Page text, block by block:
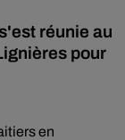
réunie au
pour
en